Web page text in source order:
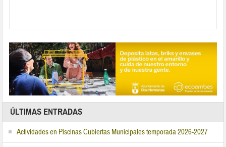
ÚLTIMAS ENTRADAS
Actividades en Piscinas Cubiertas Municipales temporada 2026-2027